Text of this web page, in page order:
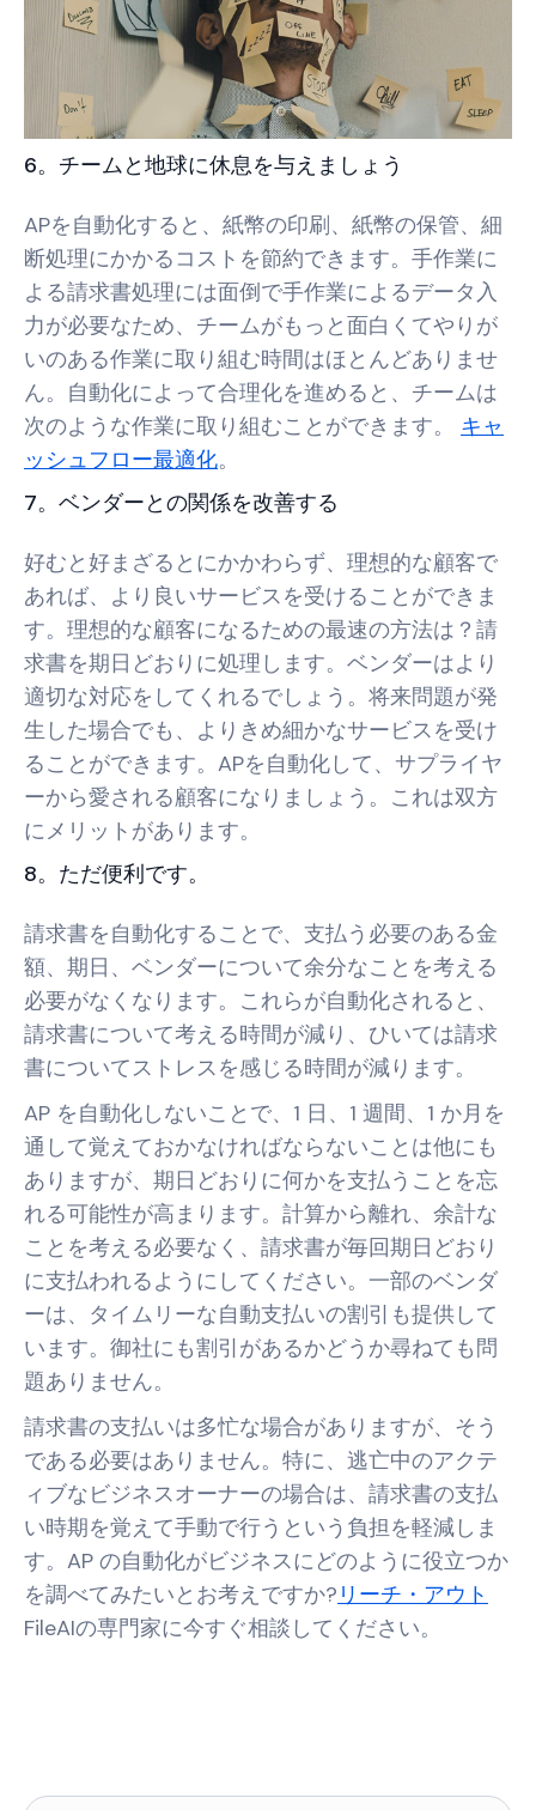
6。チームと地球に休息を与えましょう
APを自動化すると、紙幣の印刷、紙幣の保管、細
断処理にかかるコストを節約できます。手作業に
よる請求書処理には面倒で手作業によるデータ入
力が必要なため、チームがもっと面白くてやりが
いのある作業に取り組む時間はほとんどありませ
ん。自動化によって合理化を進めると、チームは
次のような作業に取り組むことができます。 キャ
ッシュフロー最適化。
7。ベンダーとの関係を改善する
好むと好まざるとにかかわらず、理想的な顧客で
あれば、より良いサービスを受けることができま
す。理想的な顧客になるための最速の方法は？請
求書を期日どおりに処理します。ベンダーはより
適切な対応をしてくれるでしょう。将来問題が発
生した場合でも、よりきめ細かなサービスを受け
ることができます。APを自動化して、サプライヤ
ーから愛される顧客になりましょう。これは双方
にメリットがあります。
8。ただ便利です。
請求書を自動化することで、支払う必要のある金
額、期日、ベンダーについて余分なことを考える
必要がなくなります。これらが自動化されると、
請求書について考える時間が減り、ひいては請求
書についてストレスを感じる時間が減ります。
AP を自動化しないことで、1 日、1 週間、1 か月を
通して覚えておかなければならないことは他にも
ありますが、期日どおりに何かを支払うことを忘
れる可能性が高まります。計算から離れ、余計な
ことを考える必要なく、請求書が毎回期日どおり
に支払われるようにしてください。一部のベンダ
ーは、タイムリーな自動支払いの割引も提供して
います。御社にも割引があるかどうか尋ねても問
題ありません。
請求書の支払いは多忙な場合がありますが、そう
である必要はありません。特に、逃亡中のアクテ
ィブなビジネスオーナーの場合は、請求書の支払
い時期を覚えて手動で行うという負担を軽減しま
す。AP の自動化がビジネスにどのように役立つか
を調べてみたいとお考えですか? リーチ・アウト
FileAIの専門家に今すぐ相談してください。